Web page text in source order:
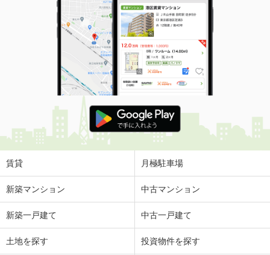
賃貸 月極駐車場
新築マンション 中古マンション
新築一戸建て 中古一戸建て
土地を探す 投資物件を探す